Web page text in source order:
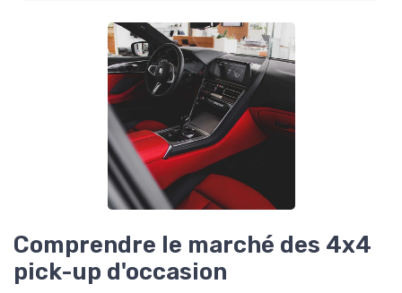
Comprendre le marché des 4x4
pick-up d'occasion